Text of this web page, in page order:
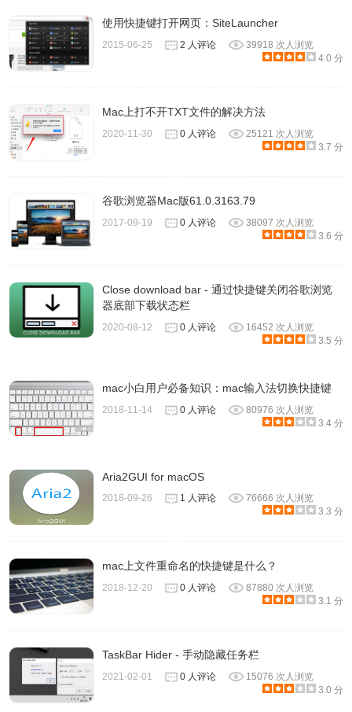
使用快捷键打开网页：SiteLauncher
2015-06-25 2 人评论
39918 次人浏览
4.0 分
Mac上打不开TXT文件的解决方法
2020-11-30 0 人评论
25121 次人浏览
3.7 分
谷歌浏览器Mac版61.0.3163.79
2017-09-19 0 人评论
38097 次人浏览
3.6 分
Close download bar - 通过快捷键关闭谷歌浏览
器底部下载状态栏
2020-08-12 0 人评论
16452 次人浏览
3.5 分
mac小白用户必备知识：mac输入法切换快捷键
2018-11-14 0 人评论
80976 次人浏览
3.4 分
Aria2GUI for macOS
2018-09-26 1 人评论
76666 次人浏览
3.3 分
mac上文件重命名的快捷键是什么？
2018-12-20 0 人评论
87880 次人浏览
3.1 分
TaskBar Hider - 手动隐藏任务栏
2021-02-01 0 人评论
15076 次人浏览
3.0 分